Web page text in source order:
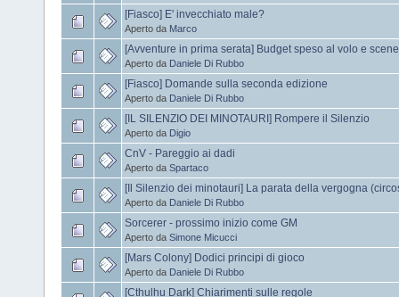
[Fiasco] E' invecchiato male?
Aperto da Marco
[Avventure in prima serata] Budget speso al volo e
Aperto da Daniele Di Rubbo
[Fiasco] Domande sulla seconda edizione
Aperto da Daniele Di Rubbo
[IL SILENZIO DEI MINOTAURI] Rompere il Silenzio
Aperto da Digio
CnV - Pareggio ai dadi
Aperto da Spartaco
[Il Silenzio dei minotauri] La parata della vergogna
Aperto da Daniele Di Rubbo
Sorcerer - prossimo inizio come GM
Aperto da Simone Micucci
[Mars Colony] Dodici principi di gioco
Aperto da Daniele Di Rubbo
[Cthulhu Dark] Chiarimenti sulle regole